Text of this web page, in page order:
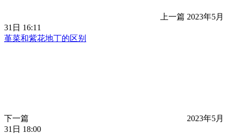
上一篇 2023年5月
31日 16:11
堇菜和紫花地丁的区别
下一篇
2023年5月
31日 18:00